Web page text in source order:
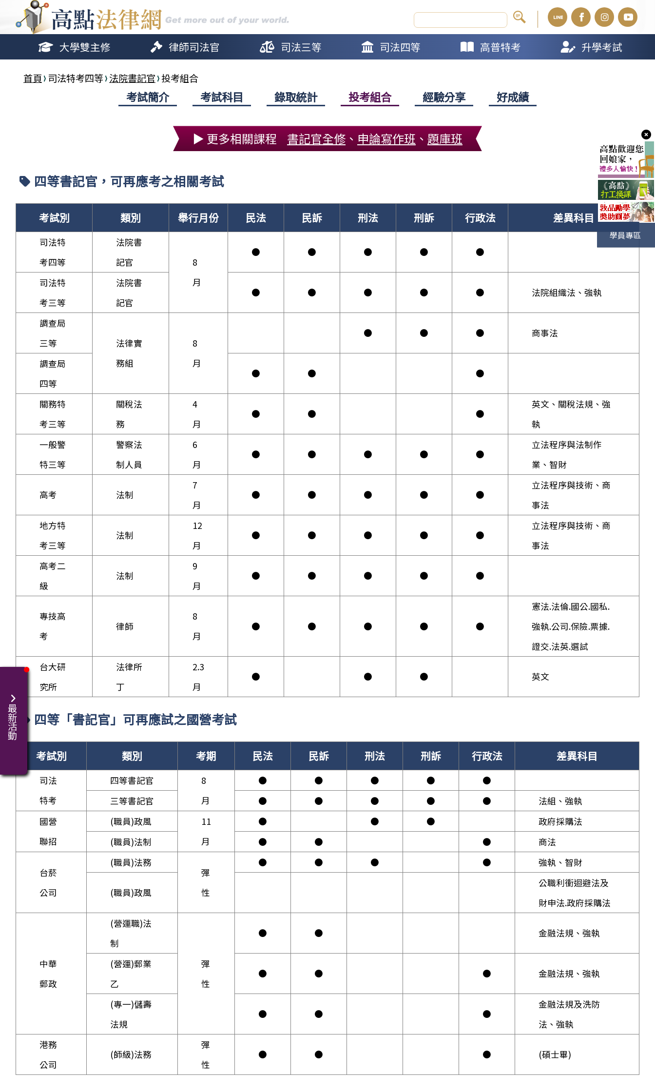
大學雙主修 律師司法官 司法三等 司法四等 高普特考 升學考試
首頁 司法特考四等 法院書記官 投考組合
考試簡介 考試科目 錄取統計 投考組合 經驗分享 好成績
▶ 更多相關課程 書記官全修 、 申論寫作班 、 題庫班
四等書記官，可再應考之相關考試
考試別 類別 舉行月份 民法 民訴 刑法 刑訴 行政法 差異科目
司法特
考四等
法院書
記官
8
月
● ● ● ● ●
司法特
考三等
法院書
記官
● ● ● ● ● 法院組織法、強執
調查局
三等
法律實
務組
8
月
● ● ● 商事法
調查局
四等
● ● ●
關務特
考三等
關稅法
務
4
月
● ● ●
英文、關稅法規、強
執
一般警
特三等
警察法
制人員
6
月
● ● ● ● ●
立法程序與法制作
業、智財
高考 法制
7
月
● ● ● ● ●
立法程序與技術、商
事法
地方特
考三等
法制
12
月
● ● ● ● ●
立法程序與技術、商
事法
高考二
級
法制
9
月
● ● ● ● ●
專技高
考
律師
8
月
● ● ● ● ●
憲法.法倫.國公.國私.
強執.公司.保險.票據.
證交.法英.選試
台大研
究所
法律所
丁
2.3
月
● ● ● 英文
四等「書記官」可再應試之國營考試
考試別 類別 考期 民法 民訴 刑法 刑訴 行政法 差異科目
司法
特考
四等書記官
8
月
● ● ● ●
●
三等書記官
● ● ● ● ●
法組、強執
國營
聯招
(職員)政風
11
月
● ● ●
政府採購法
(職員)法制
● ● ● 商法
台菸
公司
(職員)法務
彈
性
● ● ● ● 強執、智財
(職員)政風
公職利衝迴避法及
財申法.政府採購法
中華
郵政
(營運職)法
制
彈
性
● ● 金融法規、強執
(營運)郵業
乙
● ● ● 金融法規、強執
(專一)儲壽
法規
● ● ●
金融法規及洗防
法、強執
港務
公司
(師級)法務
彈
性
● ● ● (碩士畢)
學員專區
最新活動